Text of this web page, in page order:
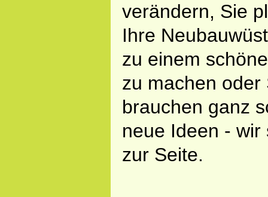
verändern, Sie
Ihre
zu einem
zu machen oder
brauchen ganz
neue Ideen - wir
zur Seite.